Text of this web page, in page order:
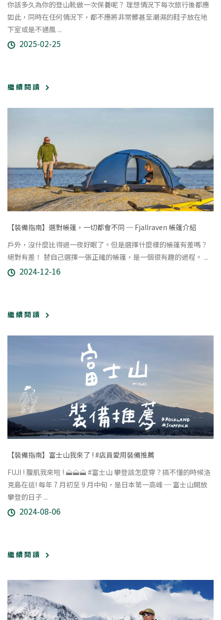
你該多久為你的登山靴做一次保養呢？ 理想情況下每次旅行後都應
如此，同時在任何情況下，都不應將非常髒甚至潮濕的鞋子放在地
下室或是不通風 ...
2025-02-25
繼 續 閱 讀
【裝備指南】選對帳篷，一切都會不同 ─ Fjallraven 帳篷介紹
戶外，沒什麼比得過一夜好眠了。但是選擇什麼樣的帳篷有差嗎？
絕對有差！ 替自己選擇一張正確的帳篷，是一個很有趣的過程。 ...
2024-12-16
繼 續 閱 讀
【裝備指南】富士山我來了 ! #店員愛用裝備推薦
FUJI ! 腹肌我來啦 ! 🗻🗻🗻 #富士山 攀登該怎麼穿？搞不懂的時候洛
克島在這! 每年 7 月初至 9 月中旬，是日本第一高峰 ─ 富士山開放
攀登的日子 ...
2024-08-06
繼 續 閱 讀